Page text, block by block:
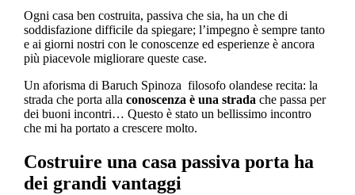
Ogni casa ben costruita, passiva che sia, ha un che di
soddisfazione difficile da spiegare; l’impegno è sempre tanto
e ai giorni nostri con le conoscenze ed esperienze è ancora
più piacevole migliorare queste case.
Un aforisma di Baruch Spinoza filosofo olandese recita: la
strada che porta alla conoscenza è una strada che passa per
dei buoni incontri… Questo è stato un bellissimo incontro
che mi ha portato a crescere molto.
Costruire una casa passiva porta ha
dei grandi vantaggi